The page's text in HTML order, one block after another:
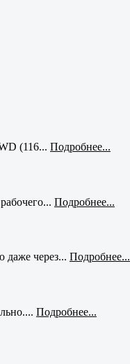
(116... Подробнее...
Подробнее...
даже через... Подробнее...
Подробнее...